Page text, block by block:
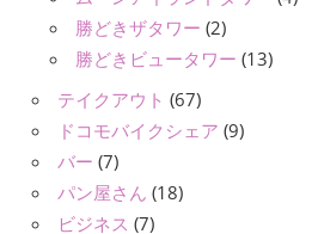
勝どきザタワー (2)
勝どきビュータワー (13)
テイクアウト (67)
ドコモバイクシェア (9)
バー (7)
パン屋さん (18)
ビジネス (7)